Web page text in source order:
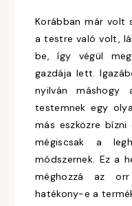
Korábban már volt
a testre való volt,
be, így végül
gazdája lett.
nyilván
testemnek egy
más eszközre
mégiscsak a
módszernek. Ez a
méghozzá az orr
hatékony-e a